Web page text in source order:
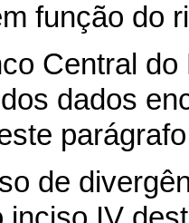
função do
Central
dados
de